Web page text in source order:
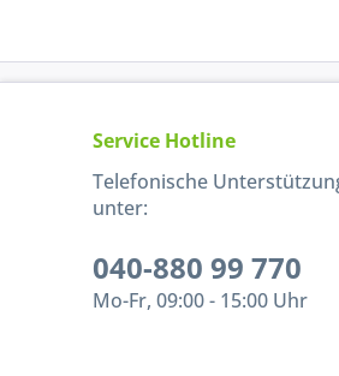
Service Hotline
Telefonische
unter:
040-880 99 770
Mo-Fr, 09:00 - 15:00 Uhr